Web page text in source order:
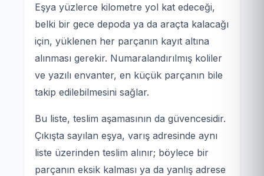
Eşya yüzlerce kilometre yol kat edeceği,
belki bir gece depoda ya da araçta kalacağı
için, yüklenen her parçanın kayıt altına
alınması gerekir. Numaralandırılmış koliler
ve yazılı envanter, en küçük parçanın bile
takip edilebilmesini sağlar.
Bu liste, teslim aşamasının da güvencesidir.
Çıkışta sayılan eşya, varış adresinde aynı
liste üzerinden teslim alınır; böylece bir
parçanın eksik kalması ya da yanlış adrese